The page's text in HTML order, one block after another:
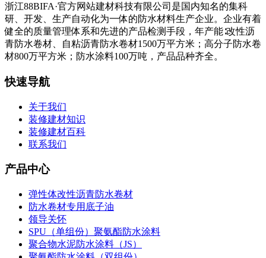
浙江88BIFA·官方网站建材科技有限公司是国内知名的集科
研、开发、生产自动化为一体的防水材料生产企业。企业有着
健全的质量管理体系和先进的产品检测手段，年产能∶改性沥
青防水卷材、自粘沥青防水卷材1500万平方米；高分子防水卷
材800万平方米；防水涂料100万吨，产品品种齐全。
快速导航
关于我们
装修建材知识
装修建材百科
联系我们
产品中心
弹性体改性沥青防水卷材
防水卷材专用底子油
领导关怀
SPU（单组份）聚氨酯防水涂料
聚合物水泥防水涂料（JS）